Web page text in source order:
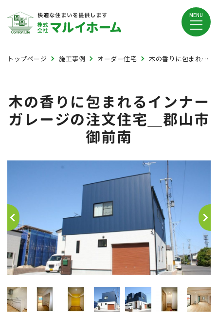
MENU
トップページ 施工事例 オーダー住宅 木の香りに包まれるインナーガレージの注文住宅＿郡山市御前南
木の香りに包まれるインナー
ガレージの注文住宅＿郡山市
御前南